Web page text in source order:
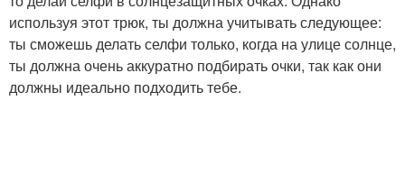
используя этот трюк, ты должна учитывать следующее:
ты сможешь делать селфи только, когда на улице солнце,
ты должна очень аккуратно подбирать очки, так как они
должны идеально подходить тебе.